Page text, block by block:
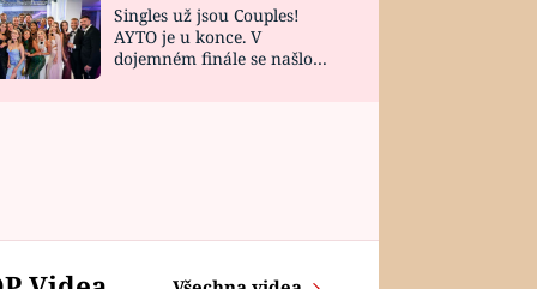
Singles už jsou Couples!
AYTO je u konce. V
dojemném finále se našlo